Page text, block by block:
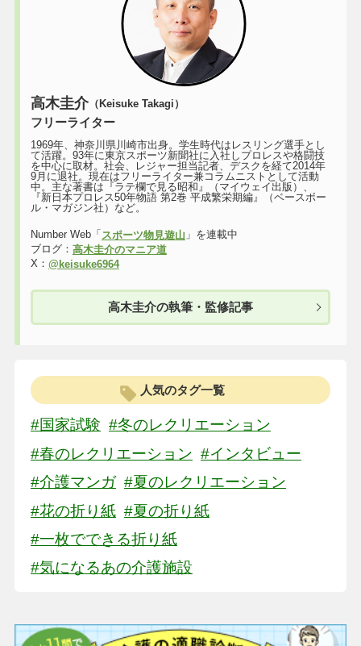
高木圭介（Keisuke Takagi）
フリーライター
1969年、神奈川県川崎市出身。学生時代はレスリング選手とし
て活躍。93年に東京スポーツ新聞社に入社しプロレスや格闘技
を中心に取材。社会、レジャー担当記者、デスクを経て2014年
9月に退社。現在はフリーライター兼コラムニストとして活動
中。主な著書は『ラテ欄で見る昭和』（マイウェイ出版）、
『新日本プロレス50年物語 第2巻 平成繁栄期編』（ベースボー
ル・マガジン社）など。
Number Web「 スポーツ物見遊山 」を連載中
ブログ： 高木圭介のマニア道
X： @keisuke6964
高木圭介の執筆・監修記事
人気のタグ一覧
#国家試験 #冬のレクリエーション
#春のレクリエーション #インタビュー
#介護マンガ #夏のレクリエーション
#花の折り紙 #夏の折り紙
#一枚でできる折り紙
#気になるあの介護施設